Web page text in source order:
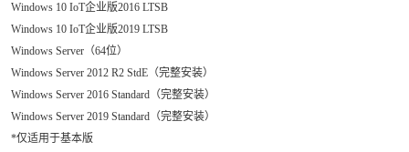
Windows 10 IoT企业版2016 LTSB
Windows 10 IoT企业版2019 LTSB
Windows Server（64位）
Windows Server 2012 R2 StdE（完整安装）
Windows Server 2016 Standard（完整安装）
Windows Server 2019 Standard（完整安装）
*仅适用于基本版